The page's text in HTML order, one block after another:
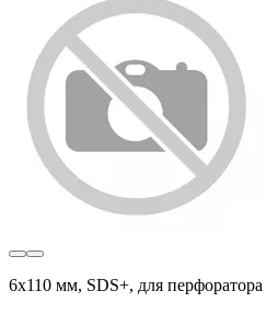
6x110 мм, SDS+, для перфоратора